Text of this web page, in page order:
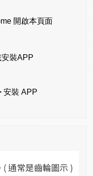
開啟本頁面
裝APP
安裝 APP